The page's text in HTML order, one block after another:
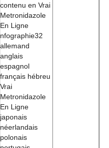
contenu en Vrai
Metronidazole
En Ligne
nfographie32
allemand
anglais
espagnol
français hébreu
Vrai
Metronidazole
En Ligne
japonais
néerlandais
polonais